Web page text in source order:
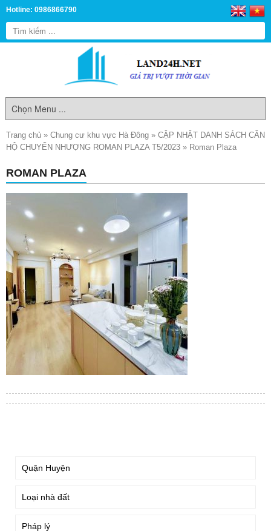
Hotline: 0986866790
Trang chủ » Chung cư khu vực Hà Đông » CẬP NHẬT DANH SÁCH CĂN
HỘ CHUYỂN NHƯỢNG ROMAN PLAZA T5/2023 » Roman Plaza
ROMAN PLAZA